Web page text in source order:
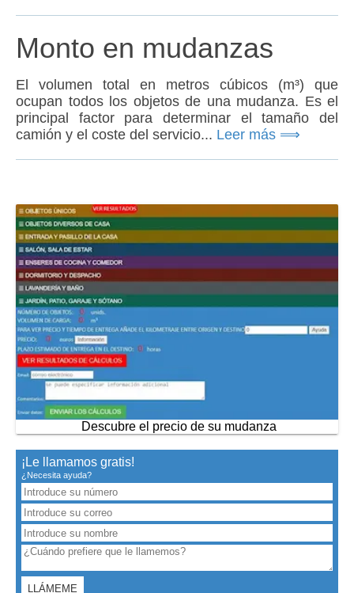
Monto en mudanzas
El volumen total en metros cúbicos (m³) que
ocupan todos los objetos de una mudanza. Es el
principal factor para determinar el tamaño del
camión y el coste del servicio... Leer más ⟹
Descubre el precio de su mudanza
¡Le llamamos gratis!
¿Necesita ayuda?